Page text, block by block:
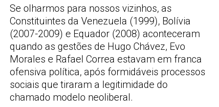
Se olharmos para nossos vizinhos, as
Constituintes da Venezuela (1999), Bolívia
(2007-2009) e Equador (2008) aconteceram
quando as gestões de Hugo Chávez, Evo
Morales e Rafael Correa estavam em franca
ofensiva política, após formidáveis processos
sociais que tiraram a legitimidade do
chamado modelo neoliberal.